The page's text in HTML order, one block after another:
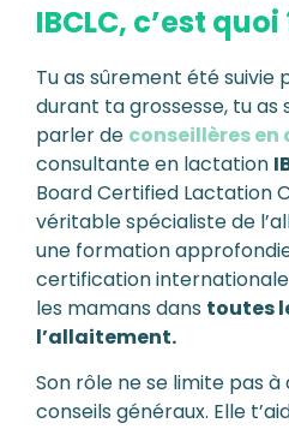
IBCLC, c’est quoi
Tu as sûrement été
durant ta grossesse, tu as
parler de conseillères
consultante en lactation
Board Certified Lactation
véritable spécialiste de
une formation
certification
les mamans dans toutes
l’allaitement.
Son rôle ne se limite pas
conseils généraux. Elle